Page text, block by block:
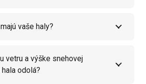
vaše haly?
vetru a výške snehovej
odolá?